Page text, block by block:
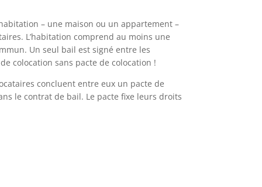
– une maison ou un appartement –
L’habitation comprend au moins une
Un seul bail est signé entre les
colocation sans pacte de colocation !
concluent entre eux un pacte de
le contrat de bail. Le pacte fixe leurs droits